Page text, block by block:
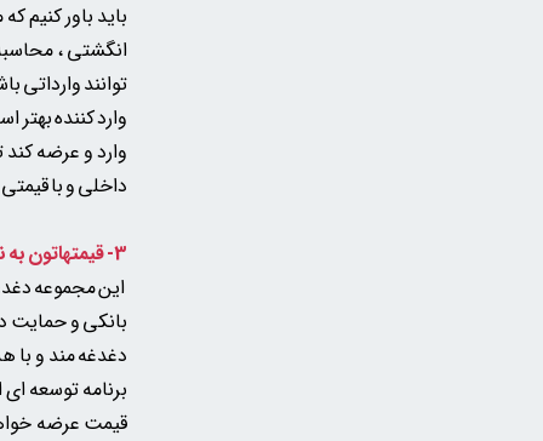
باید باور
انگشتی ،
توانند وارداتی
وارد کننده
وارد و عرضه کند
داخلی و با
3- قیمتهاتون به نسبت جنسشون خیلی مناسبه
این مجموعه
بانکی و حمایت
دغدغه مند و با
برنامه توسعه
قیمت عرضه